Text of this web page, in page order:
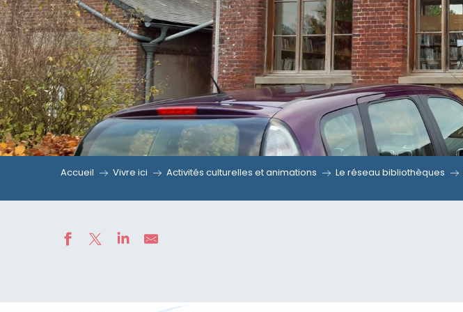
Accueil Vivre ici Activités culturelles et animations Le réseau bibliothèques